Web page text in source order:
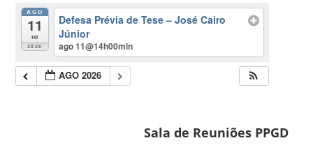
AGO
11
ter
2026
Defesa Prévia de Tese – José Cairo
Júnior
ago 11@14h00min
AGO 2026
Sala de Reuniões PPGD